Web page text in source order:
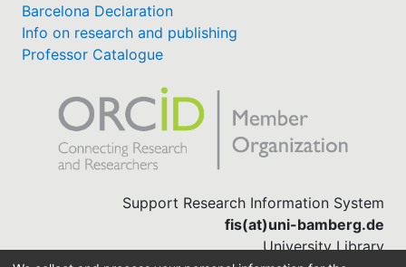
Barcelona Declaration
Info on research and publishing
Professor Catalogue
Support Research Information System
fis(at)uni-bamberg.de
University Library